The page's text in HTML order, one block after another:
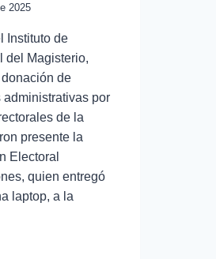
2025
Instituto de
del Magisterio,
de
por
de la
presente la
Electoral
quien entregó
laptop, a la